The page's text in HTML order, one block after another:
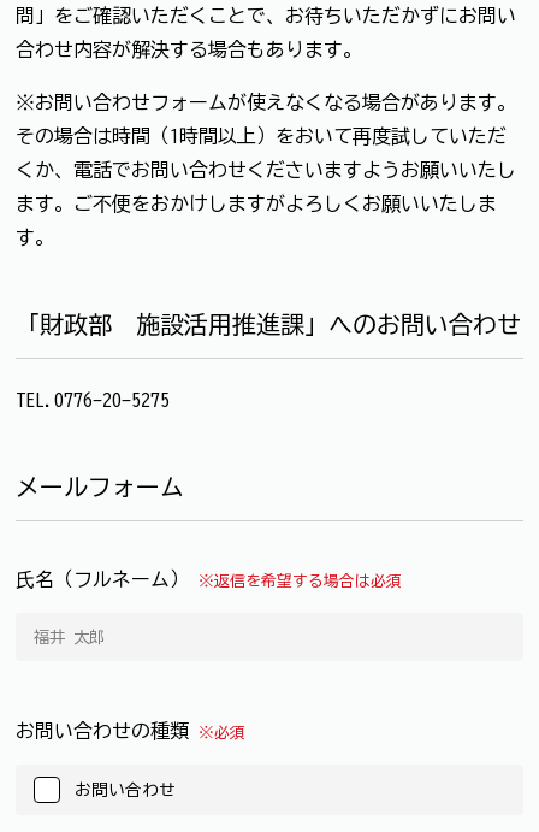
問」をご確認いただくことで、お待ちいただかずにお問い
合わせ内容が解決する場合もあります。
※お問い合わせフォームが使えなくなる場合があります。
その場合は時間（1時間以上）をおいて再度試していただ
くか、電話でお問い合わせくださいますようお願いいたし
ます。ご不便をおかけしますがよろしくお願いいたしま
す。
「財政部 施設活用推進課」へのお問い合わせ
TEL.0776-20-5275
メールフォーム
氏名（フルネーム） ※返信を希望する場合は必須
お問い合わせの種類 ※必須
お問い合わせ